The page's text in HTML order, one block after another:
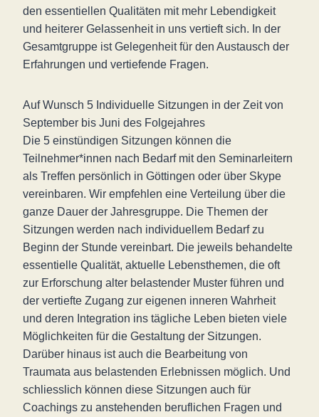
den essentiellen Qualitäten mit mehr Lebendigkeit
und heiterer Gelassenheit in uns vertieft sich. In der
Gesamtgruppe ist Gelegenheit für den Austausch der
Erfahrungen und vertiefende Fragen.
Auf Wunsch 5 Individuelle Sitzungen in der Zeit von
September bis Juni des Folgejahres
Die 5 einstündigen Sitzungen können die
Teilnehmer*innen nach Bedarf mit den Seminarleitern
als Treffen persönlich in Göttingen oder über Skype
vereinbaren. Wir empfehlen eine Verteilung über die
ganze Dauer der Jahresgruppe. Die Themen der
Sitzungen werden nach individuellem Bedarf zu
Beginn der Stunde vereinbart. Die jeweils behandelte
essentielle Qualität, aktuelle Lebensthemen, die oft
zur Erforschung alter belastender Muster führen und
der vertiefte Zugang zur eigenen inneren Wahrheit
und deren Integration ins tägliche Leben bieten viele
Möglichkeiten für die Gestaltung der Sitzungen.
Darüber hinaus ist auch die Bearbeitung von
Traumata aus belastenden Erlebnissen möglich. Und
schliesslich können diese Sitzungen auch für
Coachings zu anstehenden beruflichen Fragen und